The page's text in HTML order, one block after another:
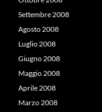
Settembre 2008
Agosto 2008
Luglio 2008
Giugno 2008
Maggio 2008
Aprile 2008
Marzo 2008